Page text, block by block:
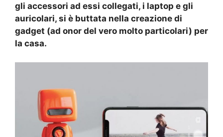
gli accessori ad essi collegati, i laptop e gli
auricolari, si è buttata nella creazione di
gadget (ad onor del vero molto particolari) per
la casa.